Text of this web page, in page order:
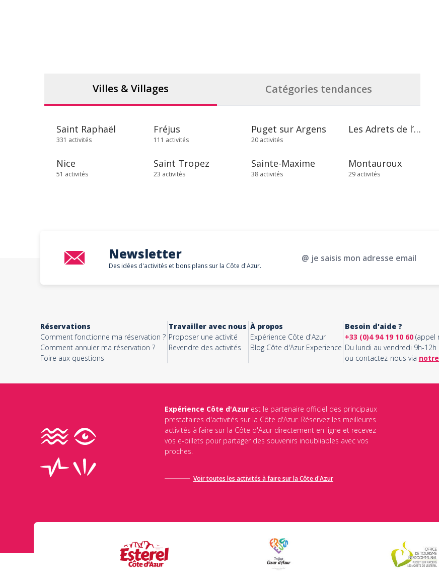
Villes & Villages Catégories tendances
Saint Raphaël
331 activités
Fréjus
111 activités
Puget sur Argens
20 activités
Les Adrets de l’Estérel
Nice
51 activités
Saint Tropez
23 activités
Sainte-Maxime
38 activités
Montauroux
29 activités
Newsletter
Des idées d'activités et bons plans sur la Côte d'Azur.
@ je saisis mon adresse email
Réservations
Comment fonctionne ma réservation ?
Comment annuler ma réservation ?
Foire aux questions
Travailler avec nous
Proposer une activité
Revendre des activités
À propos
Expérience Côte d'Azur
Blog Côte d'Azur Experience
Besoin d'aide ?
+33 (0)4 94 19 10 60(appel
Du lundi au vendredi 9h-
ou contactez-nous via
Expérience Côte d'Azurest le partenaire officiel des principaux
prestataires d'activités sur la Côte d'Azur. Réservez les meilleures
activités à faire sur la Côte d'Azur directement en ligne et recevez
vos e-billets pour partager des souvenirs inoubliables avec vos
proches.
Voir toutes les activités à faire sur la Côte d'Azur